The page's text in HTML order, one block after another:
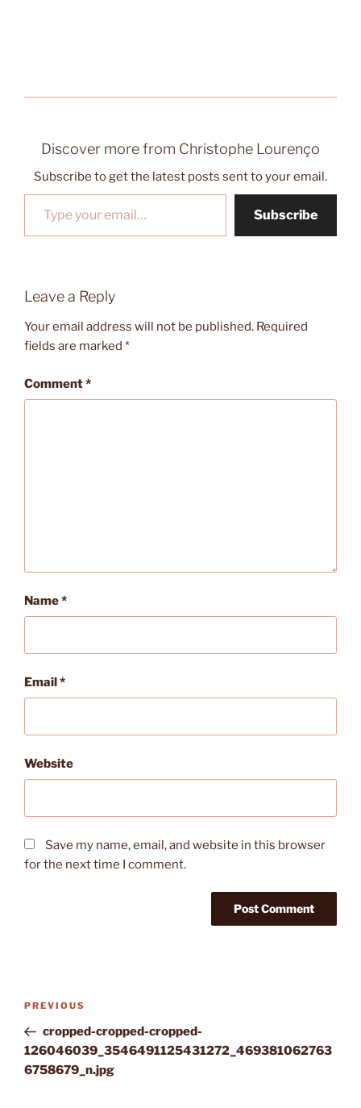
Discover more from Christophe Lourenço
Subscribe to get the latest posts sent to your email.
Type your email…
Subscribe
Leave a Reply
Your email address will not be published. Required
fields are marked *
Comment*
Name*
Email*
Website
Save my name, email, and website in this browser
for the next time I comment.
Post
Previous
Post
PREVIOUS
cropped-cropped-cropped-
126046039_3546491125431272_469381062763
6758679_n.jpg